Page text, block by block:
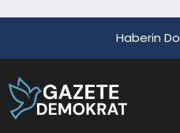
Haberin